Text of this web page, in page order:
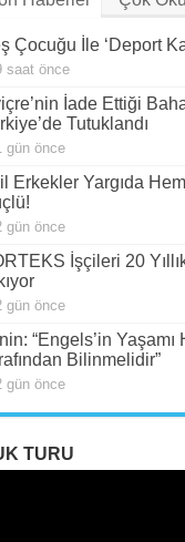
Çocuğu İle ‘Deport
saat önce
İade Ettiği
Tutuklandı
gün önce
Erkekler Yargıda
gün önce
İşçileri 20
gün önce
“Engels’in Yaşamı
Bilinmelidir”
gün önce
TURU